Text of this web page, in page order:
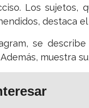
Los sujetos,
destaca
se describe
muestra